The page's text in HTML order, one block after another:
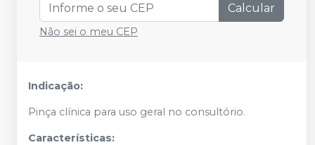
Calcular
Não sei o meu CEP
Indicação:
Pinça clínica para uso geral no consultório.
Características: